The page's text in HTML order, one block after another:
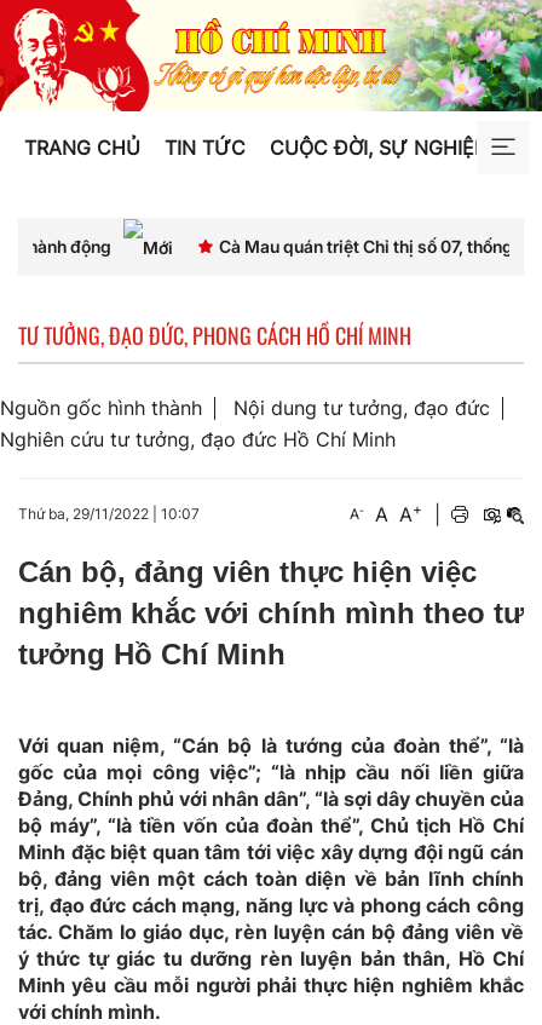
TRANG CHỦ TIN TỨC CUỘC ĐỜI, SỰ NGHIỆP TƯ
Cà Mau quán triệt Chỉ thị số 07, thống nhất nhận thức và
TƯ TƯỞNG, ĐẠO ĐỨC, PHONG CÁCH HỒ CHÍ MINH
Nguồn gốc hình thành
Nội dung tư tưởng, đạo đức
Nghiên cứu tư tưởng, đạo đức Hồ Chí Minh
Thứ ba, 29/11/2022 10:07 A- A A+
Cán bộ, đảng viên thực hiện việc
nghiêm khắc với chính mình theo tư
tưởng Hồ Chí Minh
Với quan niệm, “Cán bộ là tướng của đoàn thể”, “là
gốc của mọi công việc”; “là nhịp cầu nối liền giữa
Đảng, Chính phủ với nhân dân”, “là sợi dây chuyền của
bộ máy”, “là tiền vốn của đoàn thể”, Chủ tịch Hồ Chí
Minh đặc biệt quan tâm tới việc xây dựng đội ngũ cán
bộ, đảng viên một cách toàn diện về bản lĩnh chính
trị, đạo đức cách mạng, năng lực và phong cách công
tác. Chăm lo giáo dục, rèn luyện cán bộ đảng viên về
ý thức tự giác tu dưỡng rèn luyện bản thân, Hồ Chí
Minh yêu cầu mỗi người phải thực hiện nghiêm khắc
với chính mình.